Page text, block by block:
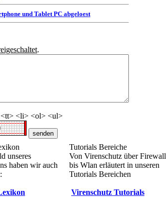
und Tablet PC abgeloest
.
<li> <ol> <ul>
unseres
haben wir auch
Tutorials Bereiche
Von Virenschutz über Firewall
bis Wlan erläutert in unseren
Tutorials Bereichen
Virenschutz Tutorials